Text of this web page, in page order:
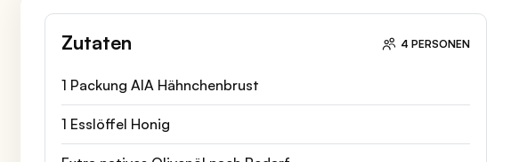
Zutaten 4 PERSONEN
1 Packung AIA Hähnchenbrust
1 Esslöffel Honig